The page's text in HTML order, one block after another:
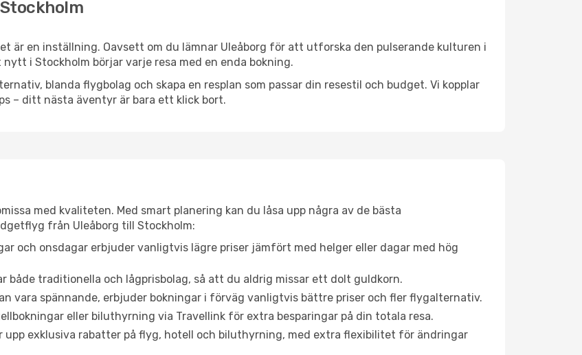
är en inställning. Oavsett om du lämnar Uleåborg för att utforska den pulserande kulturen i
i Stockholm börjar varje resa med en enda bokning.
blanda flygbolag och skapa en resplan som passar din resestil och budget. Vi kopplar
– ditt nästa äventyr är bara ett klick bort.
med kvaliteten. Med smart planering kan du låsa upp några av de bästa
från Uleåborg till Stockholm:
och onsdagar erbjuder vanligtvis lägre priser jämfört med helger eller dagar med hög
både traditionella och lågprisbolag, så att du aldrig missar ett dolt guldkorn.
vara spännande, erbjuder bokningar i förväg vanligtvis bättre priser och fler flygalternativ.
eller biluthyrning via Travellink för extra besparingar på din totala resa.
upp exklusiva rabatter på flyg, hotell och biluthyrning, med extra flexibilitet för ändringar